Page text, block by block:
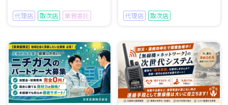
代理店 取次店 業務委託 代理店 取次店